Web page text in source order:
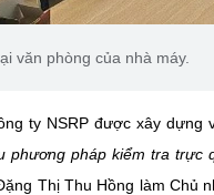
văn phòng của nhà máy.
ty NSRP được xây
phương pháp kiểm tra
Thị Thu Hồng làm Chủ